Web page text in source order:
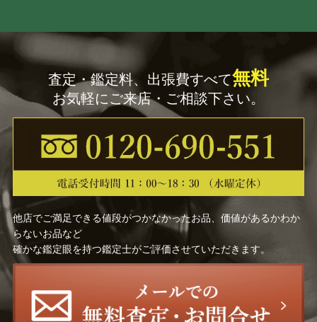
加藤 卓男 藤田 潤
中里 茂右ヱ門 原 清
辻 常陸 久世久宝
佐々木 象堂
慶入 （十一代楽 吉左衛
前田 昭博 岩田 久利
査定・鑑定料、出張費すべて無料
お気軽にご来店・ご相談下さい。
他店でご満足できる値段がつかなかったお品、価値があるかわか
らないお品など
確かな鑑定眼を持つ鑑定士がご評価させていただきます。